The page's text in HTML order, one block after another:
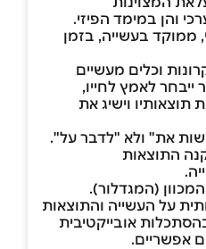
והן במימד הפיזי.
ממוקד בעשייה, בזמן
וכלים מעשיים
לאמץ לחייו,
וישיג את
את" ולא "לדבר על".
התוצאות
(המגדלור).
על העשייה והתוצאות
אובייקטיבית
אפשריים.